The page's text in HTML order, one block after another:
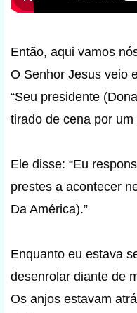
Então, aqui vamos
O Senhor Jesus veio
“Seu presidente
tirado de cena por um
Ele disse: “Eu
prestes a acontecer
Da América).”
Enquanto eu estava
desenrolar diante de
Os anjos estavam